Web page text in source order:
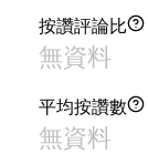
按讚評論比
無資料
平均按讚數
無資料